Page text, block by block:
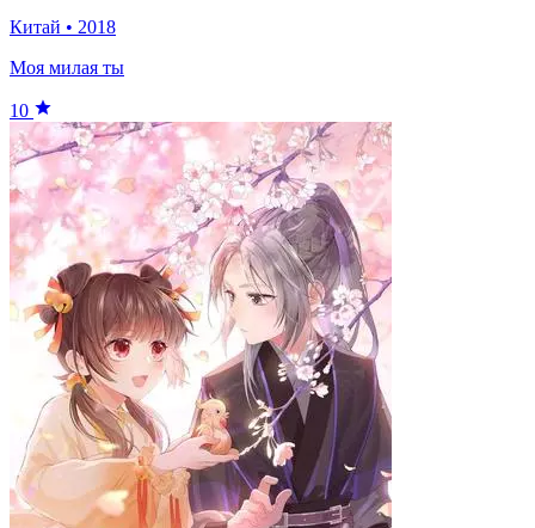
Китай • 2018
Моя милая ты
10